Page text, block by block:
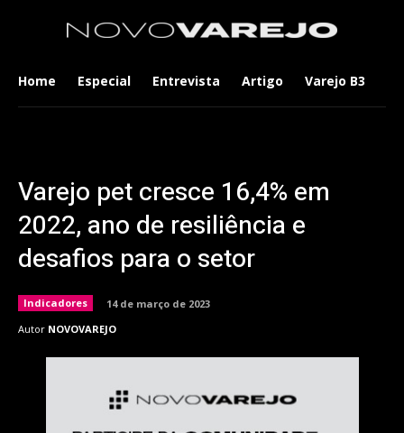
Home Especial Entrevista Artigo Varejo B3
Varejo pet cresce 16,4% em
2022, ano de resiliência e
desafios para o setor
Indicadores
14 de março de 2023
Autor NOVOVAREJO